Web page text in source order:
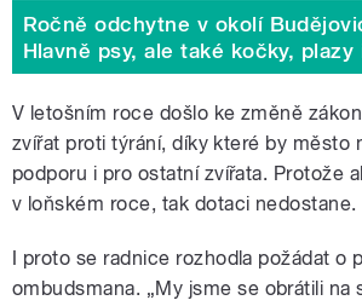
Ročně odchytne v okolí
Hlavně psy, ale také kočky, plazy
V letošním roce došlo ke změně
zvířat proti týrání, díky které by město
podporu i pro ostatní zvířata. Protože
v loňském roce, tak dotaci nedostane.
I proto se radnice rozhodla požádat o
ombudsmana. „My jsme se obrátili na